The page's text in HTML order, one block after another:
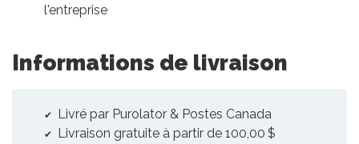
l'entreprise
Informations de livraison
Livré par Purolator & Postes Canada
Livraison gratuite à partir de 100,00 $